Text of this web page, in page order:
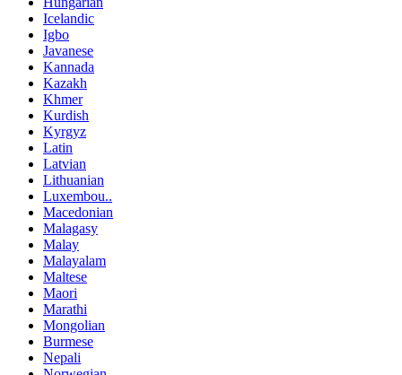
Icelandic
Igbo
Javanese
Kannada
Kazakh
Khmer
Kurdish
Kyrgyz
Latin
Latvian
Lithuanian
Luxembou..
Macedonian
Malagasy
Malay
Malayalam
Maltese
Maori
Marathi
Mongolian
Burmese
Nepali